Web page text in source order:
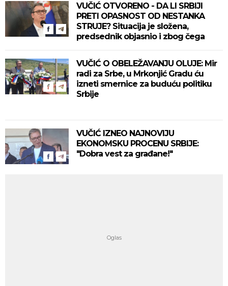
VUČIĆ OTVORENO - DA LI SRBIJI
PRETI OPASNOST OD NESTANKA
STRUJE? Situacija je složena,
predsednik objasnio i zbog čega
VUČIĆ O OBELEŽAVANJU OLUJE: Mir
radi za Srbe, u Mrkonjić Gradu ću
izneti smernice za buduću politiku
Srbije
VUČIĆ IZNEO NAJNOVIJU
EKONOMSKU PROCENU SRBIJE:
"Dobra vest za građane!"